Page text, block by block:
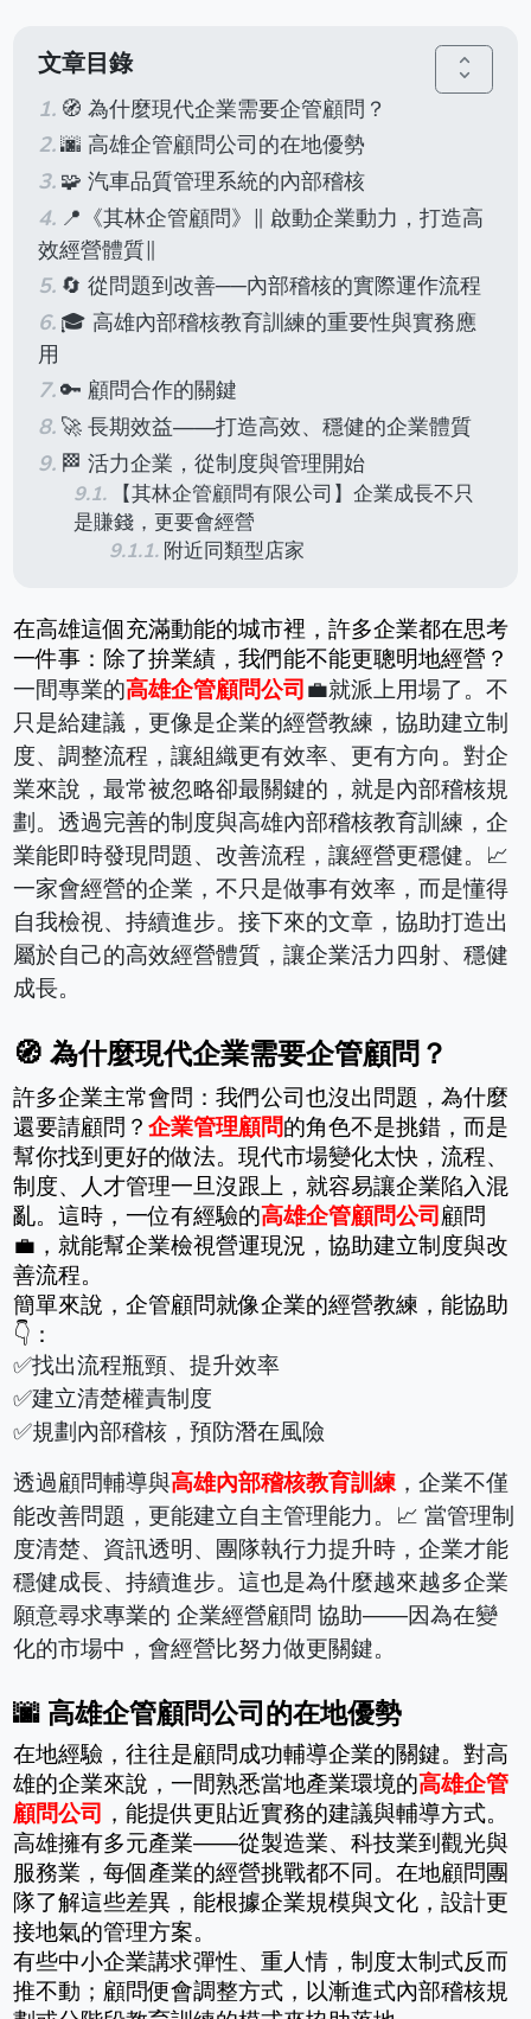
文章目錄 unfold_more
🧭 為什麼現代企業需要企管顧問？
🌆 高雄企管顧問公司的在地優勢
🧩 汽車品質管理系統的內部稽核
📍《其林企管顧問》∥ 啟動企業動力，打造高
效經營體質∥
🔄 從問題到改善──內部稽核的實際運作流程
🎓 高雄內部稽核教育訓練的重要性與實務應
用
🔑 顧問合作的關鍵
🚀 長期效益——打造高效、穩健的企業體質
🏁 活力企業，從制度與管理開始
【其林企管顧問有限公司】企業成長不只
是賺錢，更要會經營
附近同類型店家
在高雄這個充滿動能的城市裡，許多企業都在思考
一件事：除了拚業績，我們能不能更聰明地經營？
一間專業的高雄企管顧問公司 💼就派上用場了。不
只是給建議，更像是企業的經營教練，協助建立制
度、調整流程，讓組織更有效率、更有方向。對企
業來說，最常被忽略卻最關鍵的，就是內部稽核規
劃。透過完善的制度與高雄內部稽核教育訓練，企
業能即時發現問題、改善流程，讓經營更穩健。📈
一家會經營的企業，不只是做事有效率，而是懂得
自我檢視、持續進步。接下來的文章，協助打造出
屬於自己的高效經營體質，讓企業活力四射、穩健
成長。
🧭 為什麼現代企業需要企管顧問？
許多企業主常會問：我們公司也沒出問題，為什麼
還要請顧問？企業管理顧問的角色不是挑錯，而是
幫你找到更好的做法。現代市場變化太快，流程、
制度、人才管理一旦沒跟上，就容易讓企業陷入混
亂。這時，一位有經驗的高雄企管顧問公司 顧問
💼，就能幫企業檢視營運現況，協助建立制度與改
善流程。
簡單來說，企管顧問就像企業的經營教練，能協助
👇：
✅找出流程瓶頸、提升效率
✅建立清楚權責制度
✅規劃內部稽核，預防潛在風險
透過顧問輔導與高雄內部稽核教育訓練 ，企業不僅
能改善問題，更能建立自主管理能力。📈 當管理制
度清楚、資訊透明、團隊執行力提升時，企業才能
穩健成長、持續進步。這也是為什麼越來越多企業
願意尋求專業的 企業經營顧問 協助——因為在變
化的市場中，會經營比努力做更關鍵。
🌆 高雄企管顧問公司的在地優勢
在地經驗，往往是顧問成功輔導企業的關鍵。對高
雄的企業來說，一間熟悉當地產業環境的高雄企管
顧問公司 ，能提供更貼近實務的建議與輔導方式。
高雄擁有多元產業——從製造業、科技業到觀光與
服務業，每個產業的經營挑戰都不同。在地顧問團
隊了解這些差異，能根據企業規模與文化，設計更
接地氣的管理方案。
有些中小企業講求彈性、重人情，制度太制式反而
推不動；顧問便會調整方式，以漸進式內部稽核規